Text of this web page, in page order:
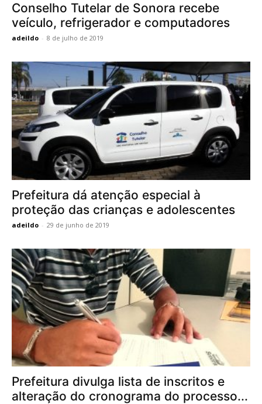
Conselho Tutelar de Sonora recebe
veículo, refrigerador e computadores
adeildo - 8 de julho de 2019
Prefeitura dá atenção especial à
proteção das crianças e adolescentes
adeildo - 29 de junho de 2019
Prefeitura divulga lista de inscritos e
alteração do cronograma do processo...